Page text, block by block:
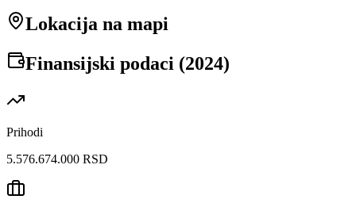
Lokacija na mapi
Finansijski podaci (2024)
Prihodi
5.576.674.000 RSD